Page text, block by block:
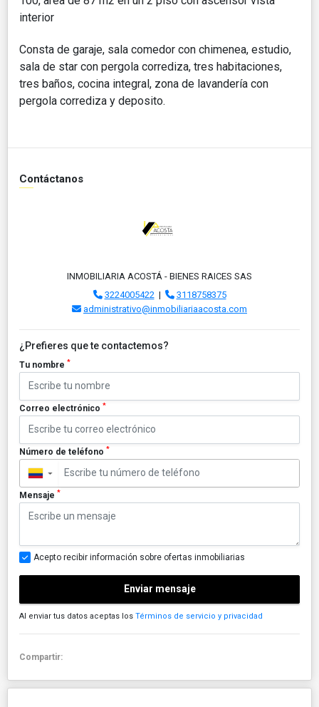
interior
Consta de garaje, sala comedor con chimenea, estudio,
sala de star con pergola corrediza, tres habitaciones,
tres baños, cocina integral, zona de lavandería con
pergola corrediza y deposito.
Contáctanos
INMOBILIARIA ACOSTÁ - BIENES RAICES SAS
3224005422 |
3118758375
administrativo@inmobiliariaacosta.com
¿Prefieres que te contactemos?
Tu nombre *
Correo electrónico *
Número de teléfono *
▼
Mensaje *
Acepto recibir información sobre ofertas inmobiliarias
Enviar mensaje
Al enviar tus datos aceptas los Términos de servicio y privacidad
Compartir: